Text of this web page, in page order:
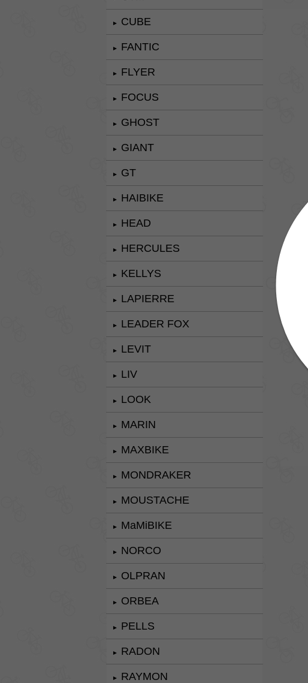
► CUBE
► FANTIC
► FLYER
► FOCUS
► GHOST
► GIANT
► GT
► HAIBIKE
► HEAD
► HERCULES
► KELLYS
► LAPIERRE
► LEADER FOX
► LEVIT
► LIV
► LOOK
► MARIN
► MAXBIKE
► MONDRAKER
► MOUSTACHE
► MaMiBIKE
► NORCO
► OLPRAN
► ORBEA
► PELLS
► RADON
► RAYMON